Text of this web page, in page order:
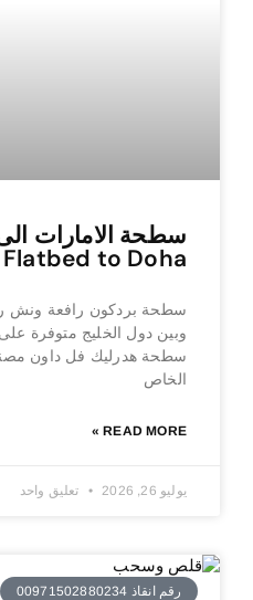
Flatbed to Doha
سطحة بردكون رافعة ونش
وبين دول الخليج متوفرة
سطحة هدرليك فل داون
الخاص
READ MORE »
يوليو 26, 2026 تعليق واحد
رقم انقاذ 00971502880234